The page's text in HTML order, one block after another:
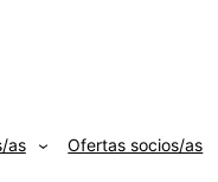
as Ofertas socios/as